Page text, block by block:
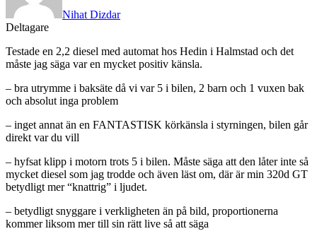
Nihat Dizdar
Deltagare
Testade en 2,2 diesel med automat hos Hedin i Halmstad och det
måste jag säga var en mycket positiv känsla.
– bra utrymme i baksäte då vi var 5 i bilen, 2 barn och 1 vuxen bak
och absolut inga problem
– inget annat än en FANTASTISK körkänsla i styrningen, bilen går
direkt var du vill
– hyfsat klipp i motorn trots 5 i bilen. Måste säga att den låter inte så
mycket diesel som jag trodde och även läst om, där är min 320d GT
betydligt mer “knattrig” i ljudet.
– betydligt snyggare i verkligheten än på bild, proportionerna
kommer liksom mer till sin rätt live så att säga